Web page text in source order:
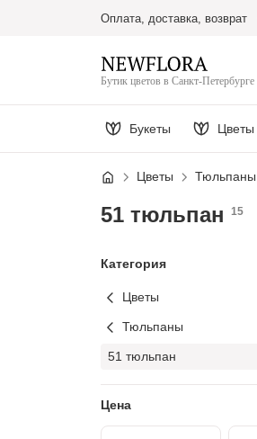
Оплата, доставка, возврат
Бутик цветов в Санкт-Петербурге
Букеты Цветы
Цветы Тюльпаны
51 тюльпан 15
Категория
Цветы
Тюльпаны
51 тюльпан
Цена